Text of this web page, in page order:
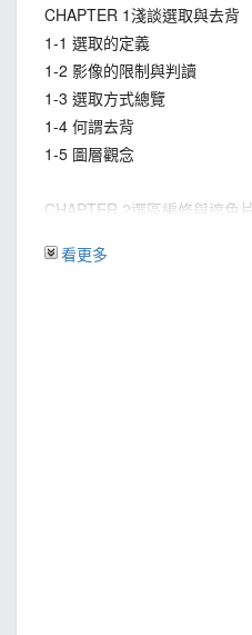
CHAPTER 1淺談選取與去背
1-1 選取的定義
1-2 影像的限制與判讀
1-3 選取方式總覽
1-4 何謂去背
1-5 圖層觀念
CHAPTER 2選區編修與遮色片
2-2 選區的儲存與載入應用
看更多